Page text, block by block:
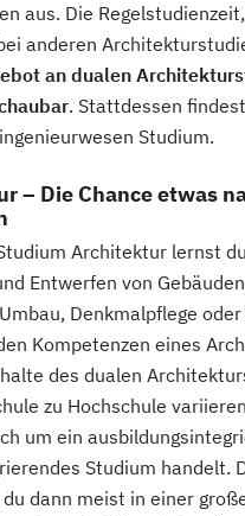
aus. Die
anderen
an dualen
. Stattdessen
Studium.
– Die Chance etwas
Architektur lernst
Entwerfen von
Denkmalpflege
Kompetenzen eines
des dualen
zu Hochschule
um ein
Studium handelt.
dann meist in einer